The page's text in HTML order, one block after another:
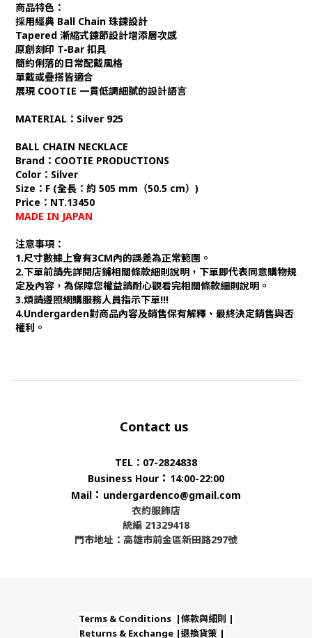
商品特色：
採用經典 Ball Chain 珠鍊設計
Tapered 漸縮式鍊節設計增添層次感
原創刻印 T-Bar 扣具
簡約俐落的日常配戴風格
單戴或疊搭皆適合
展現 COOTIE 一貫低調細膩的設計語言
MATERIAL：Silver 925
BALL CHAIN NECKLACE
Brand：COOTIE PRODUCTIONS
Color：Silver
Size：F (全長：約 505 mm（50.5 cm）)
Price：NT.13450
MADE IN JAPAN
注意事項：
1.尺寸數據上會有3CM內的誤差為正常範圍。
2.下單前請先詳閱店鋪相關條款細則說明，下單即代表同意購物規
定及內容，為保障您權益請耐心觀看完相關條款細則說明。
3.煩請遵照網購服務人員指示下單!!!
4.Undergarden對商品內容及銷售保有解釋、最終決定銷售與否
權利。
Contact us
TEL：07-2824838
Business Hour ： 14:00-22:00
Mail ： undergardenco@gmail.com
衣約服飾店
統編 21329418
門市地址：高雄市前金區新田路297號
Terms & Conditions |條款與細則 |
Returns & Exchange |退換貨策 |